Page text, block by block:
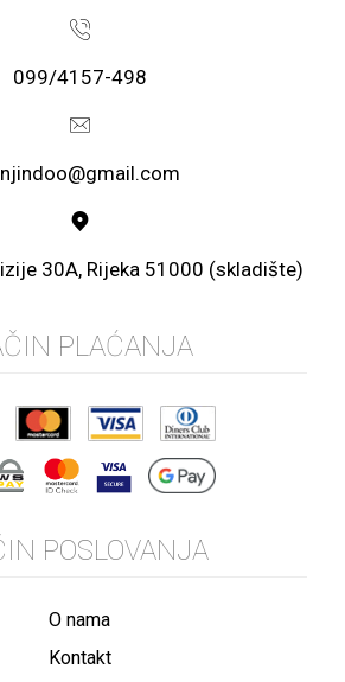
099/4157-498
30A, Rijeka 51000 (skladište)
PLAĆANJA
POSLOVANJA
O nama
Kontakt